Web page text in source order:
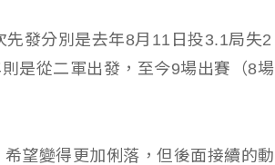
發分別是去年8月11日投3.1局失2
是從二軍出發，至今9場出賽（8場
望變得更加俐落，但後面接續的動